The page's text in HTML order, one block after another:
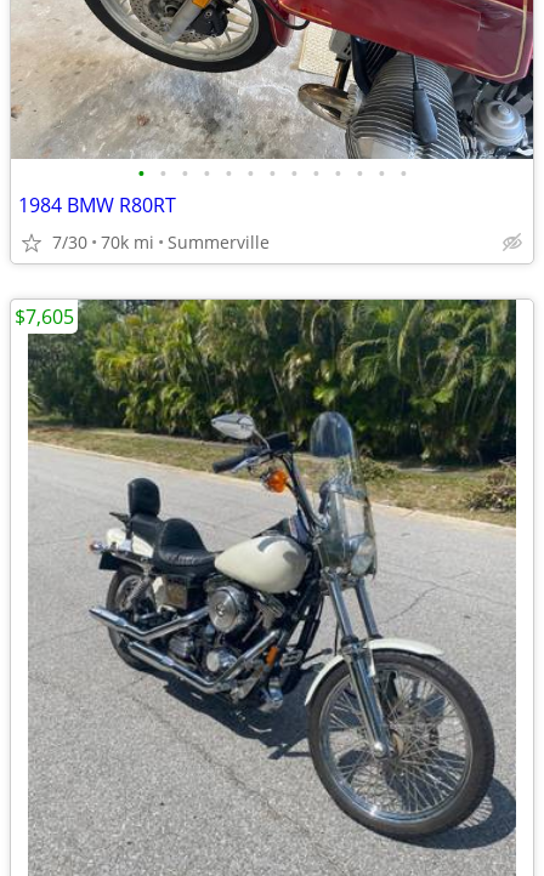
• • • • • • • • • • • • •
1984 BMW R80RT
7/30 70k mi Summerville
$7,605